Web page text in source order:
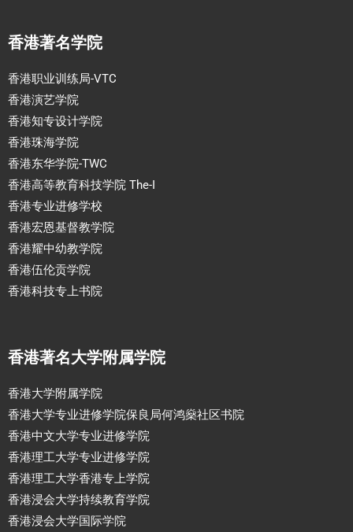
香港著名学院
香港职业训练局-VTC
香港演艺学院
香港知专设计学院
香港珠海学院
香港东华学院-TWC
香港高等教育科技学院 The-I
香港专业进修学校
香港宏恩基督教学院
香港耀中幼教学院
香港伍伦贡学院
香港科技专上书院
香港著名大学附属学院
香港大学附属学院
香港大学专业进修学院保良局何鸿燊社区书院
香港中文大学专业进修学院
香港理工大学专业进修学院
香港理工大学香港专上学院
香港浸会大学持续教育学院
香港浸会大学国际学院